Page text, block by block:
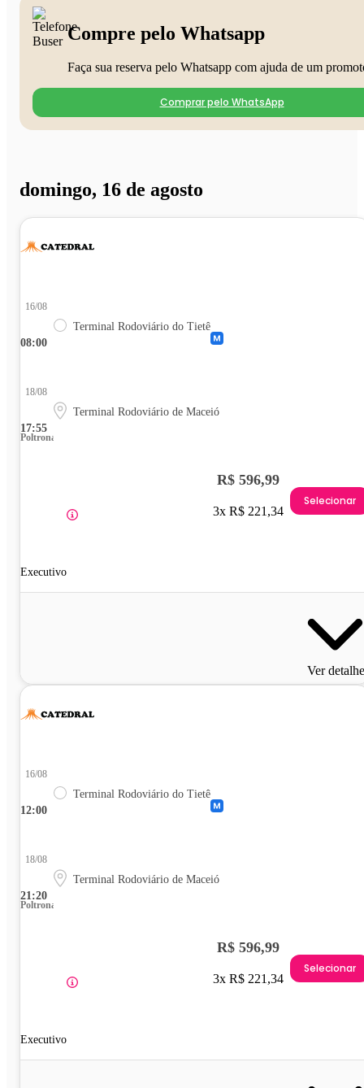
Compre pelo Whatsapp
Faça sua reserva pelo Whatsapp com ajuda de um
Comprar pelo WhatsApp
domingo, 16 de agosto
08:00
16/08
Terminal Rodoviário do Tietê
17:55
18/08
Terminal Rodoviário de Maceió
Poltrona
Executivo
R$ 596,99
3x R$ 221,34
Selecionar
Ver
12:00
16/08
Terminal Rodoviário do Tietê
21:20
18/08
Terminal Rodoviário de Maceió
Poltrona
Executivo
R$ 596,99
3x R$ 221,34
Selecionar